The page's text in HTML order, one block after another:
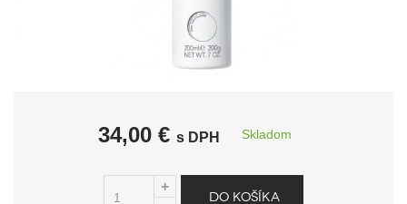
34,00 € s DPH Skladom